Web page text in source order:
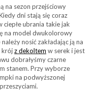
na sezon przejściowy
dni stają się coraz
ciepłe ubrania takie jak
na model dwukolorowy
nosić zakładając ją na
krójz dekoltem w serek i jest
dobrałyśmy czarne
stanem. Przy wyborze
na podwyższonej